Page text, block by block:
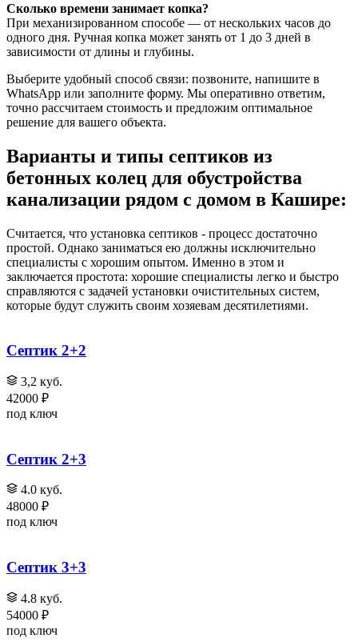
Сколько времени занимает копка?
При механизированном способе — от нескольких часов до
одного дня. Ручная копка может занять от 1 до 3 дней в
зависимости от длины и глубины.
Выберите удобный способ связи: позвоните, напишите в
WhatsApp или заполните форму. Мы оперативно ответим,
точно рассчитаем стоимость и предложим оптимальное
решение для вашего объекта.
Варианты и типы септиков из
бетонных колец для обустройства
канализации рядом с домом в Кашире:
Считается, что установка септиков - процесс достаточно
простой. Однако заниматься ею должны исключительно
специалисты с хорошим опытом. Именно в этом и
заключается простота: хорошие специалисты легко и быстро
справляются с задачей установки очистительных систем,
которые будут служить своим хозяевам десятилетиями.
Септик 2+2
3,2 куб.
42000 ₽
под ключ
Септик 2+3
4.0 куб.
48000 ₽
под ключ
Септик 3+3
4.8 куб.
54000 ₽
под ключ